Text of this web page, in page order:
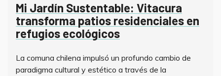
Mi Jardín Sustentable: Vitacura
transforma patios residenciales en
refugios ecológicos
La comuna chilena impulsó un profundo cambio de
paradigma cultural y estético a través de la